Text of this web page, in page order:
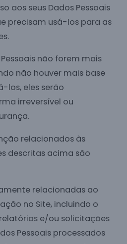
aos seus Dados Pessoais
precisam usá-los para as
não forem mais
não houver mais base
los, eles serão
irreversível ou
relacionados às
descritas acima são
relacionadas ao
no Site, incluindo o
e/ou solicitações
Pessoais processados